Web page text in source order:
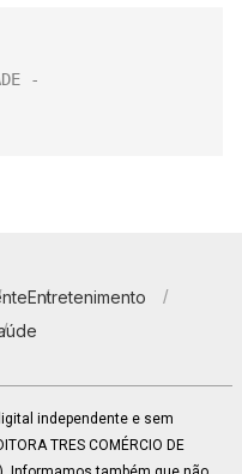
Entretenimento
independente e sem
TRES COMÉRCIO DE